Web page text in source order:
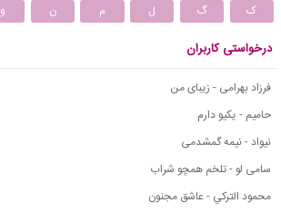
ک
گ ل م ن و
درخواستی کاربران
فرزاد بهرامی - زیبای من
حامیم - یکیو دارم
نیواد - نیمه گمشدمی
سامی لو - تلخم همچو شراب
محمود التركي - عاشق مجنون